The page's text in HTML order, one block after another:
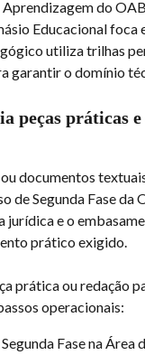
do
Educacional foca
utiliza trilhas
garantir o domínio
peças práticas
documentos
de Segunda Fase
jurídica e o
prático exigido.
prática ou redação
operacionais:
Fase na